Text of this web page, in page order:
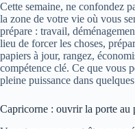
Cette semaine, ne confondez
la zone de votre vie où vous
prépare : travail,
lieu de forcer les choses,
papiers à jour, rangez,
compétence clé. Ce que vous
pleine puissance dans
Capricorne : ouvrir la porte au